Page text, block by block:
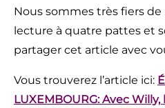
Nous sommes très fiers
lecture à quatre pattes et
partager cet article avec
Vous trouverez l’article ici:
LUXEMBOURG:Avec